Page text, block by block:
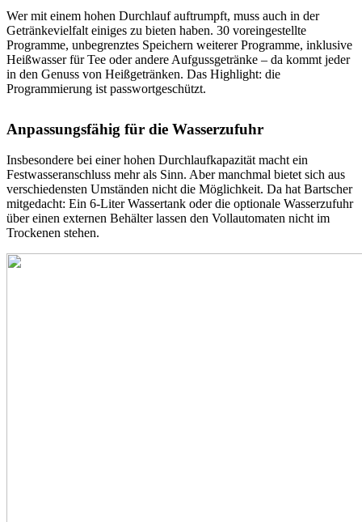
Wer mit einem hohen Durchlauf auftrumpft, muss auch in der
Getränkevielfalt einiges zu bieten haben. 30 voreingestellte
Programme, unbegrenztes Speichern weiterer Programme, inklusive
Heißwasser für Tee oder andere Aufgussgetränke – da kommt jeder
in den Genuss von Heißgetränken. Das Highlight: die
Programmierung ist passwortgeschützt.
Anpassungsfähig für die Wasserzufuhr
Insbesondere bei einer hohen Durchlaufkapazität macht ein
Festwasseranschluss mehr als Sinn. Aber manchmal bietet sich aus
verschiedensten Umständen nicht die Möglichkeit. Da hat Bartscher
mitgedacht: Ein 6-Liter Wassertank oder die optionale Wasserzufuhr
über einen externen Behälter lassen den Vollautomaten nicht im
Trockenen stehen.